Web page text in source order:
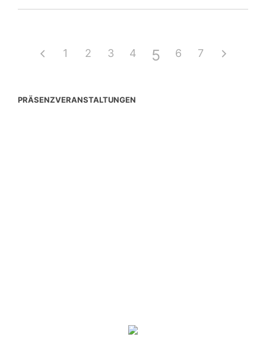
1 2 3 4 5 6 7
PRÄSENZVERANSTALTUNGEN